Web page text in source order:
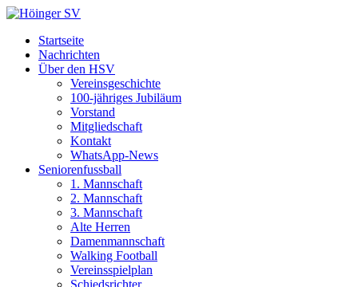
Startseite
Nachrichten
Über den HSV
Vereinsgeschichte
100-jähriges Jubiläum
Vorstand
Mitgliedschaft
Kontakt
WhatsApp-News
Seniorenfussball
1. Mannschaft
2. Mannschaft
3. Mannschaft
Alte Herren
Damenmannschaft
Walking Football
Vereinsspielplan
Schiedsrichter